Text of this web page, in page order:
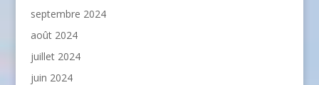
septembre 2024
août 2024
juillet 2024
juin 2024